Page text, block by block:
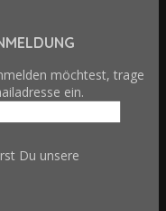
möchtest, trage
ein.
Du unsere